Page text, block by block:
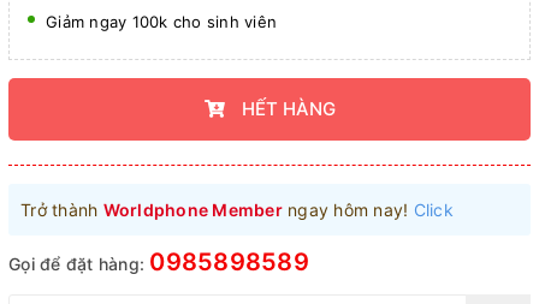
Giảm ngay 100k cho sinh viên
HẾT HÀNG
Trở thành Worldphone Memberngay hôm nay! Click
Gọi để đặt hàng: 0985898589